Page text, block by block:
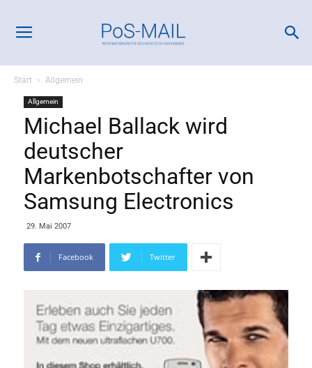
Start Allgemein
Allgemein
Michael Ballack wird
deutscher
Markenbotschafter von
Samsung Electronics
29. Mai 2007
Facebook Twitter